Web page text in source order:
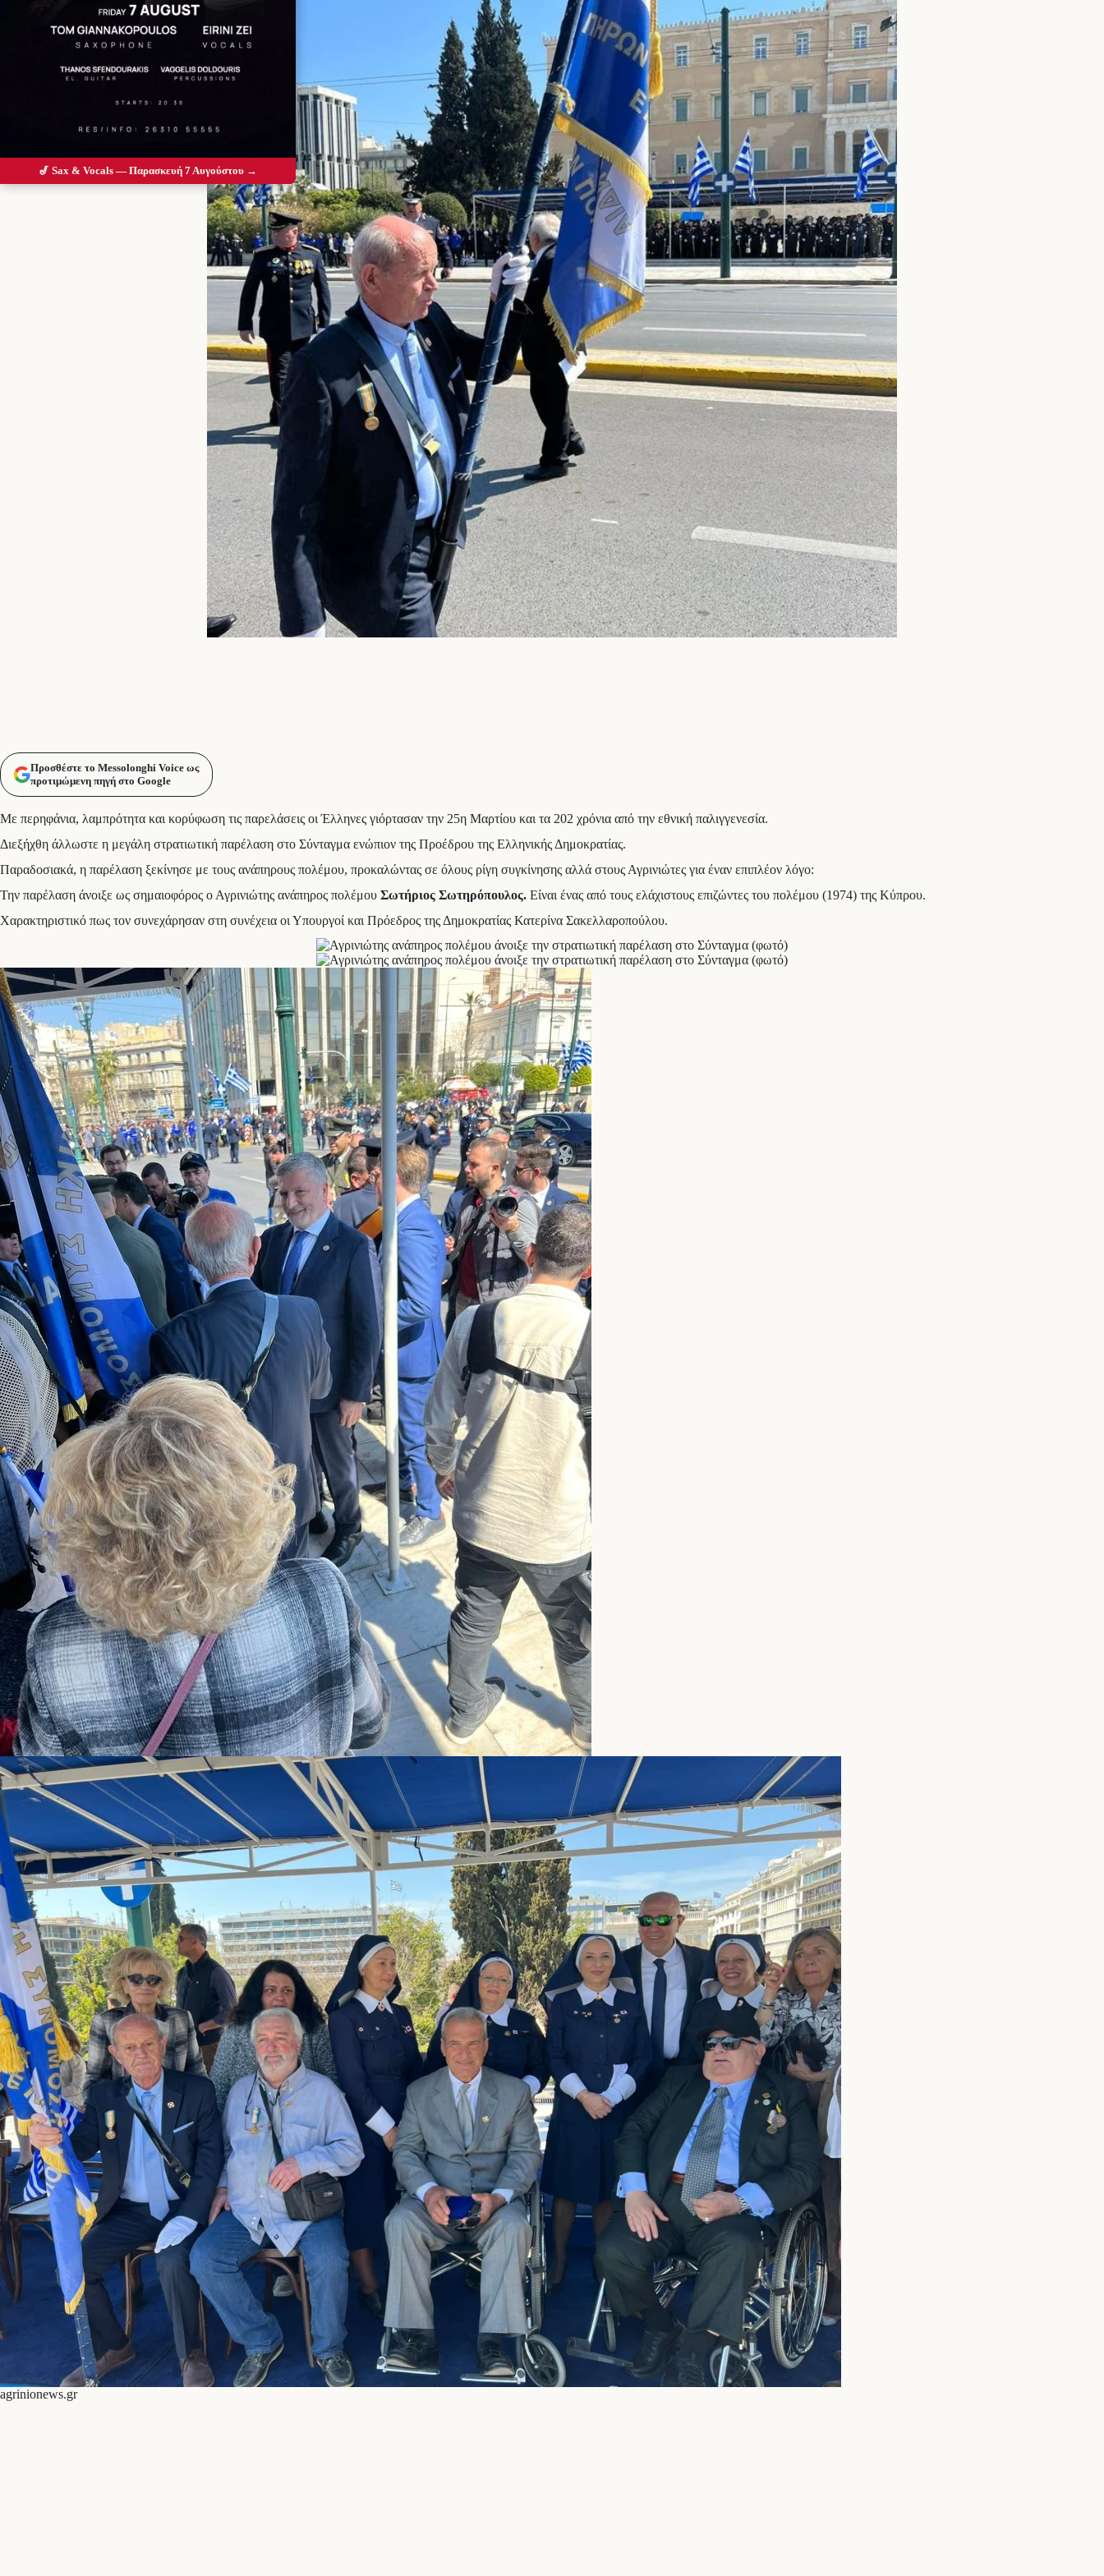
Προσθέστε το Messolonghi Voice ως
προτιμώμενη πηγή στο Google
Με περηφάνια, λαμπρότητα και κορύφωση τις παρελάσεις οι Έλληνες γιόρτασαν την 25η Μαρτίου και τα 202 χρόνια από την εθνική παλιγγενεσία.
Διεξήχθη άλλωστε η μεγάλη στρατιωτική παρέλαση στο Σύνταγμα ενώπιον της Προέδρου της Ελληνικής Δημοκρατίας.
Παραδοσιακά, η παρέλαση ξεκίνησε με τους ανάπηρους πολέμου, προκαλώντας σε όλους ρίγη συγκίνησης αλλά στους Αγρινιώτες για έναν επιπλέον λόγο:
Την παρέλαση άνοιξε ως σημαιοφόρος ο Αγρινιώτης ανάπηρος πολέμου Σωτήριος Σωτηρόπουλος. Είναι ένας από τους ελάχιστους επιζώντες του πολέμου (1974) της Κύπρου.
Χαρακτηριστικό πως τον συνεχάρησαν στη συνέχεια οι Υπουργοί και Πρόεδρος της Δημοκρατίας Κατερίνα Σακελλαροπούλου.
agrinionews.gr
🎷 Sax & Vocals — Παρασκευή 7 Αυγούστου →